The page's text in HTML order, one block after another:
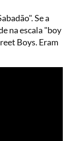
Se a
na escala "boy
Boys. Eram